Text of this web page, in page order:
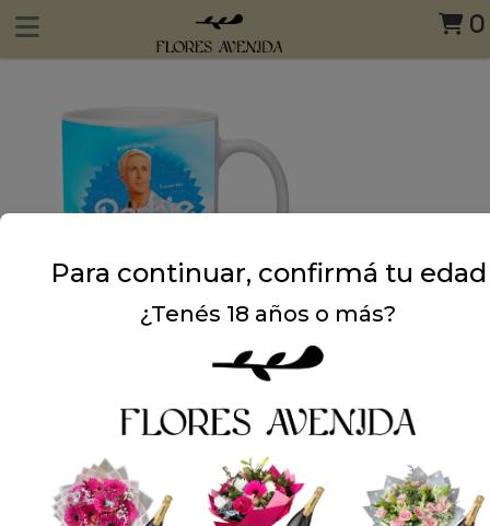
0
Para continuar, confirmá tu edad
¿Tenés 18 años o más?